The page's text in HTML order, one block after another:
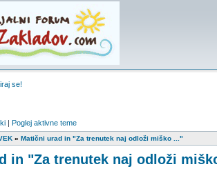
se!
| Poglej aktivne teme
» Matični urad in "Za trenutek naj odloži miško ..."
in "Za trenutek naj odloži